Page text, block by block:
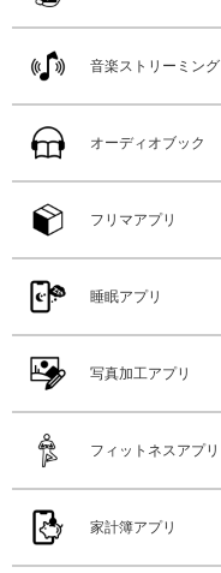
音楽ストリーミング
オーディオブック
フリマアプリ
睡眠アプリ
写真加工アプリ
フィットネスアプリ
家計簿アプリ